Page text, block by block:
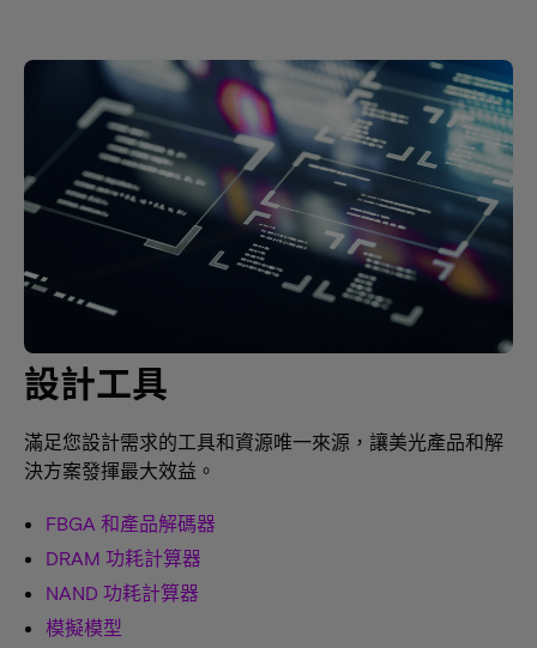
設計工具
滿足您設計需求的工具和資源唯一來源，讓美光產品和解
決方案發揮最大效益。
FBGA 和產品解碼器
DRAM 功耗計算器
NAND 功耗計算器
模擬模型